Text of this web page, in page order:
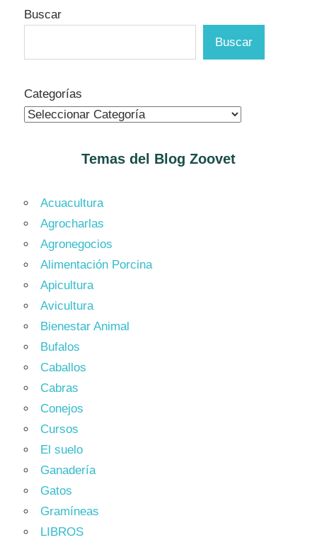
Buscar
Buscar
Categorías
Temas del Blog Zoovet
Acuacultura
Agrocharlas
Agronegocios
Alimentación Porcina
Apicultura
Avicultura
Bienestar Animal
Bufalos
Caballos
Cabras
Conejos
Cursos
El suelo
Ganadería
Gatos
Gramíneas
LIBROS